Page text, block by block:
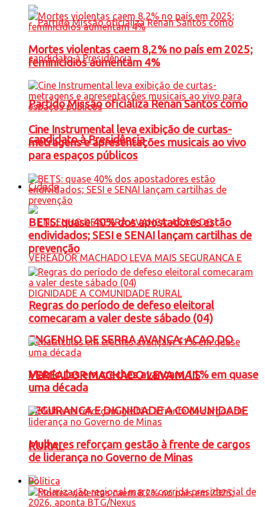
Partido Missão oficializa Renan Santos como
candidato à Presidência
Cidade
ENGENHO DE SERRA AVANÇA: ACAO DO
VEREADOR MACHADO LEVA MAIS
SEGURANCA E DIGNIDADE A COMUNIDADE
RURAL
Mortes violentas caem 8,2% no país em 2025;
feminicídios aumentam 4%
Cine Instrumental leva exibição de curtas-
metragens e apresentações musicais ao vivo
para espaços públicos
BETS: quase 40% dos apostadores estão
endividados; SESI e SENAI lançam cartilhas de
prevenção
Regras do período de defeso eleitoral
comecaram a valer deste sábado (04)
Matrículas em creches avançam 11% em quase
uma década
Mulheres reforçam gestão à frente de cargos
de liderança no Governo de Minas
Política